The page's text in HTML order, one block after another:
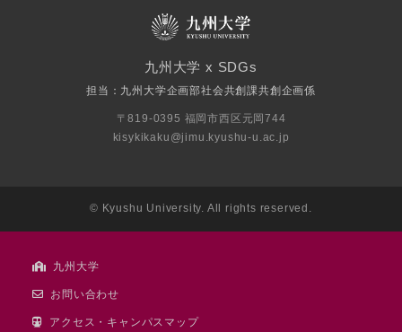
九州大学 x SDGs
担当：九州大学企画部社会共創課共創企画係
〒819-0395 福岡市西区元岡744
kisykikaku@jimu.kyushu-u.ac.jp
© Kyushu University. All rights reserved.
九州大学
お問い合わせ
アクセス・キャンパスマップ